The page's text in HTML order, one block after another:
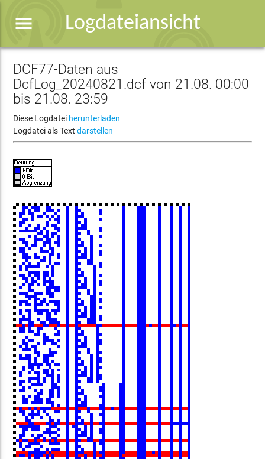
Logdateiansicht
menu
DCF77-Daten aus
DcfLog_20240821.dcf von 21.08. 00:00
bis 21.08. 23:59
Diese Logdatei herunterladen
Logdatei als Textdarstellen